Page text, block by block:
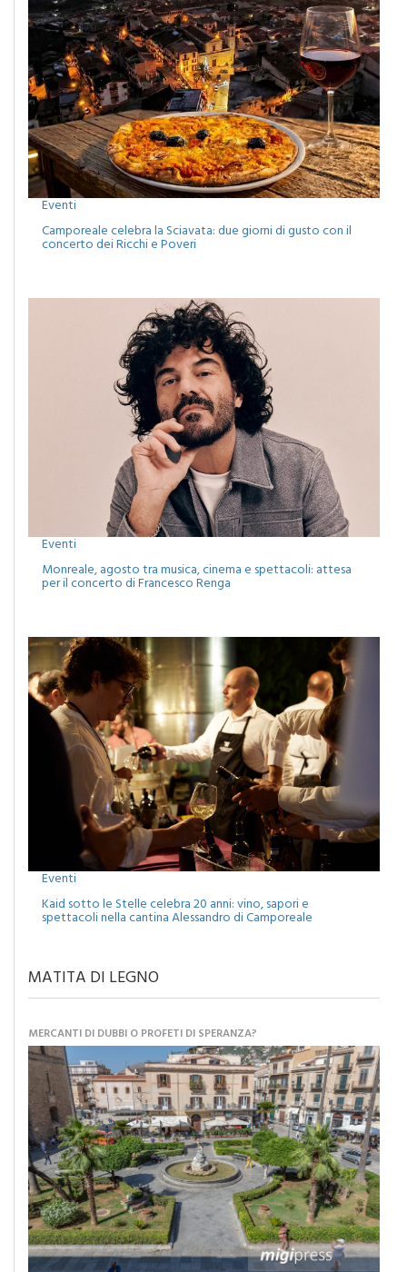
Eventi
Camporeale celebra la Sciavata: due giorni di gusto con il
Eventi
Monreale, agosto tra musica, cinema e spettacoli: attesa
Eventi
Kaid sotto le Stelle celebra 20 anni: vino, sapori e
MATITA DI LEGNO
MERCANTI DI DUBBI O PROFETI DI SPERANZA?